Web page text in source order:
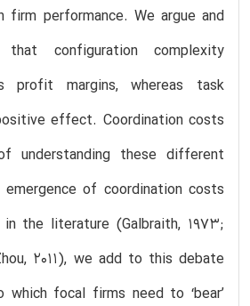
performance. We argue and
that configuration complexity
profit margins, whereas task
effect. Coordination costs
understanding these different
of coordination costs
the literature (Galbraith, 1973;
2011), we add to this debate
focal firms need to ‘bear’